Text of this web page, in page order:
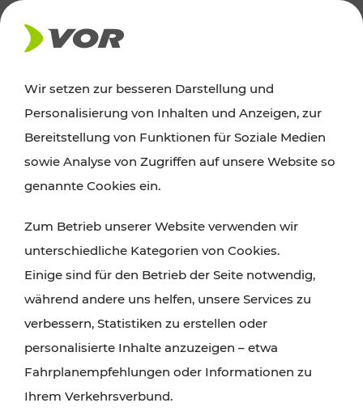
AKTUELLES
News
Alle wichtigen Meldungen zu Fahrplanänderungen,
finden Sie hier im Überblick.
Wir setzen zur besseren Darstellung und
Personalisierung von Inhalten und Anzeigen, zur
Bereitstellung von Funktionen für Soziale Medien
sowie Analyse von Zugriffen auf unsere Website so
genannte Cookies ein.
Zum Betrieb unserer Website verwenden wir
unterschiedliche Kategorien von Cookies.
Einige sind für den Betrieb der Seite notwendig,
während andere uns helfen, unsere Services zu
verbessern, Statistiken zu erstellen oder
personalisierte Inhalte anzuzeigen – etwa
Fahrplanempfehlungen oder Informationen zu
Ihrem Verkehrsverbund.